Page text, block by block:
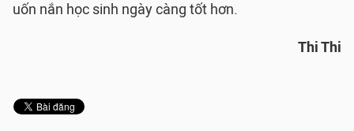
uốn nắn học sinh ngày càng tốt hơn.
Thi Thi